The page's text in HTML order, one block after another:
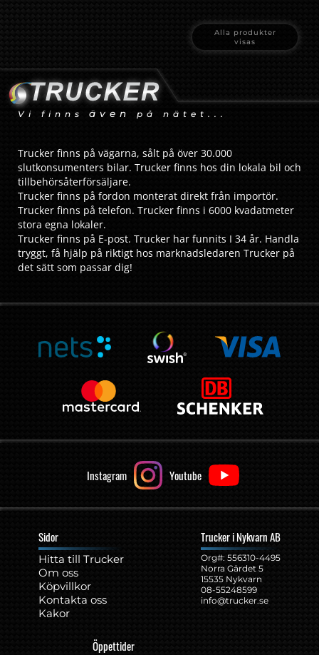
Alla produkter
visas
Vi finns även på nätet...
Trucker finns på vägarna, sålt på över 30.000
slutkonsumenters bilar. Trucker finns hos din lokala bil och
tillbehörsåterförsäljare.
Trucker finns på fordon monterat direkt från importör.
Trucker finns på telefon. Trucker finns i 6000 kvadatmeter
stora egna lokaler.
Trucker finns på E-post. Trucker har funnits I 34 år. Handla
tryggt, få hjälp på riktigt hos marknadsledaren Trucker på
det sätt som passar dig!
Instagram Youtube
Sidor
Hitta till Trucker
Om oss
Köpvillkor
Kontakta oss
Kakor
Trucker i Nykvarn AB
Org#: ‍556310-4495
Norra Gärdet 5
15535 Nykvarn
08-55248599
info@trucker.se
Öppettider